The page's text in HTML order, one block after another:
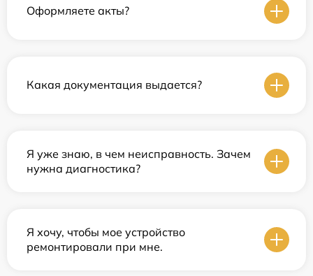
Оформляете акты?
Какая документация выдается?
Я уже знаю, в чем неисправность. Зачем
нужна диагностика?
Я хочу, чтобы мое устройство
ремонтировали при мне.